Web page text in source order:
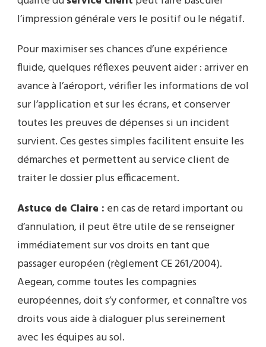
l’impression générale vers le positif ou le négatif.
Pour maximiser ses chances d’une expérience
fluide, quelques réflexes peuvent aider : arriver en
avance à l’aéroport, vérifier les informations de vol
sur l’application et sur les écrans, et conserver
toutes les preuves de dépenses si un incident
survient. Ces gestes simples facilitent ensuite les
démarches et permettent au service client de
traiter le dossier plus efficacement.
Astuce de Claire : en cas de retard important ou
d’annulation, il peut être utile de se renseigner
immédiatement sur vos droits en tant que
passager européen (règlement CE 261/2004).
Aegean, comme toutes les compagnies
européennes, doit s’y conformer, et connaître vos
droits vous aide à dialoguer plus sereinement
avec les équipes au sol.